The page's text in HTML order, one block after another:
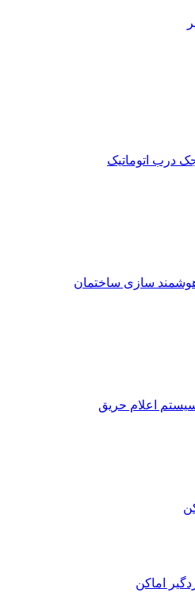
درب اتوماتیک
سازی ساختمان
اعلام حریق
اماکن